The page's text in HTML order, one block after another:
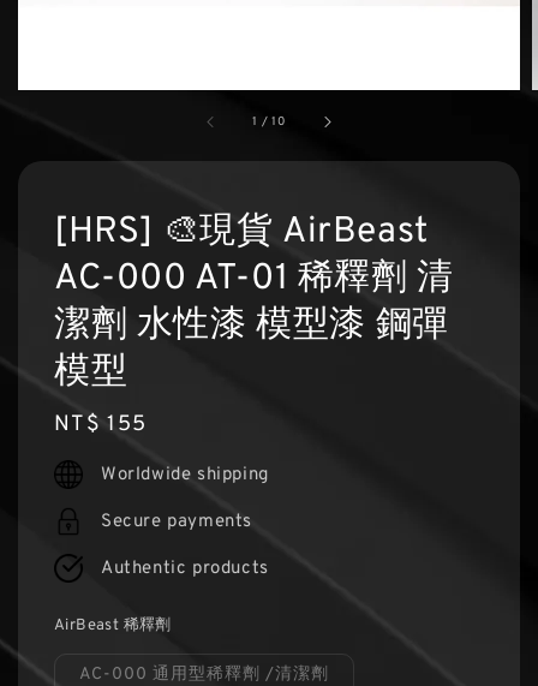
1 /10
[HRS] 🎨現貨 AirBeast
AC-000 AT-01 稀釋劑 清
潔劑 水性漆 模型漆 鋼彈
模型
Regular
price
NT$ 155
Worldwide shipping
Secure payments
Authentic products
AirBeast 稀釋劑
AC-000 通用型稀釋劑 /清潔劑